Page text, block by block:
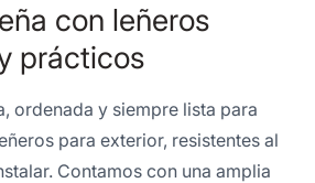
con leñeros
prácticos
ordenada y siempre lista para
para exterior, resistentes al
Contamos con una amplia